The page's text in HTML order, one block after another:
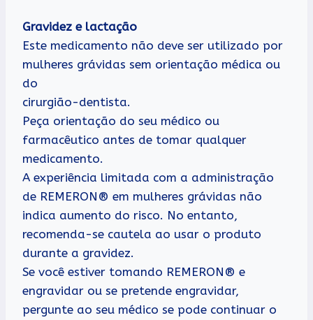
Gravidez e lactação
Este medicamento não deve ser utilizado por
mulheres grávidas sem orientação médica ou
do
cirurgião-dentista.
Peça orientação do seu médico ou
farmacêutico antes de tomar qualquer
medicamento.
A experiência limitada com a administração
de REMERON® em mulheres grávidas não
indica aumento do risco. No entanto,
recomenda-se cautela ao usar o produto
durante a gravidez.
Se você estiver tomando REMERON® e
engravidar ou se pretende engravidar,
pergunte ao seu médico se pode continuar o